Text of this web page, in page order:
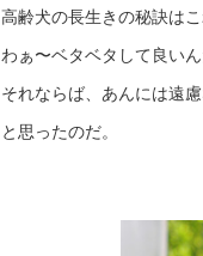
高齢犬の長生きの秘訣は
わぁ〜ベタベタして良いん
それならば、あんには遠
と思ったのだ。